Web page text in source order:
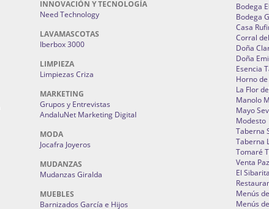
INNOVACIÓN Y TECNOLOGÍA
Need Technology
LAVAMASCOTAS
Iberbox 3000
LIMPIEZA
Limpiezas Criza
MARKETING
Grupos y Entrevistas
AndaluNet Marketing Digital
MODA
Jocafra Joyeros
MUDANZAS
Mudanzas Giralda
MUEBLES
Barnizados García e Hijos
Bodega
Bodega
Casa
Corral
Doña
Doña
Esencia
Horno
La Flor
Manolo
Mayo
Modesto
Taberna
Taberna
Tomaré
Venta
El
Menús
Menús